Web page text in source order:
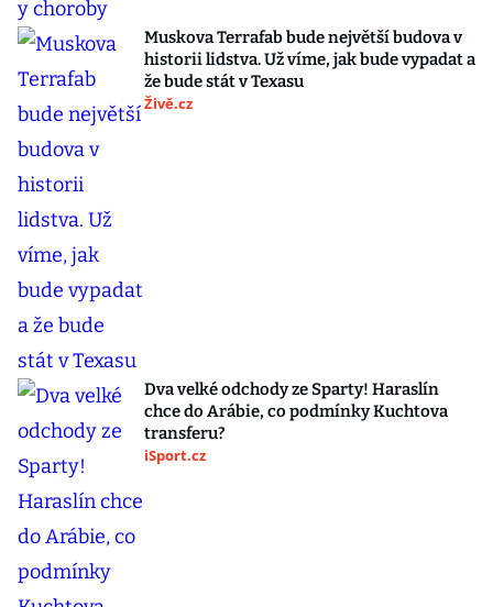
Muskova Terrafab bude největší budova v
historii lidstva. Už víme, jak bude vypadat a
že bude stát v Texasu
Živě.cz
Dva velké odchody ze Sparty! Haraslín
chce do Arábie, co podmínky Kuchtova
transferu?
iSport.cz